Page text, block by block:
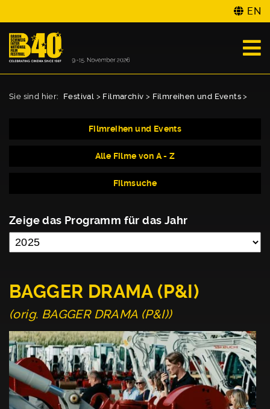
EN
Sie sind hier: Festival > Filmarchiv > Filmreihen und Events >
Filmreihen und Events
Alle Filme von A - Z
Filmsuche
Zeige das Programm für das Jahr
BAGGER DRAMA (P&I)
(orig. BAGGER DRAMA (P&I))